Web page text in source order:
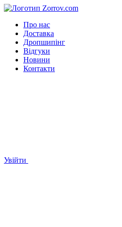
Про нас
Доставка
Дропшипінг
Відгуки
Новини
Контакти
Увійти